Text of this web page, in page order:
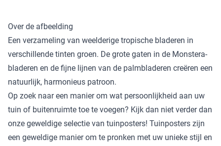
Over de afbeelding
Een verzameling van weelderige tropische bladeren in
verschillende tinten groen. De grote gaten in de Monstera-
bladeren en de fijne lijnen van de palmbladeren creëren een
natuurlijk, harmonieus patroon.
Op zoek naar een manier om wat persoonlijkheid aan uw
tuin of buitenruimte toe te voegen? Kijk dan niet verder dan
onze geweldige selectie van tuinposters! Tuinposters zijn
een geweldige manier om te pronken met uw unieke stijl en